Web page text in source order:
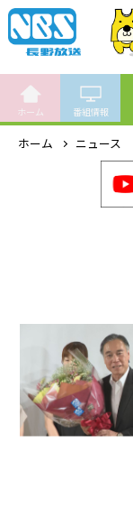
ホーム 番組情報
ホーム ニュース